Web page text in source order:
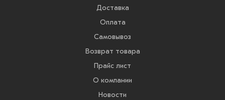
Доставка
Оплата
Самовывоз
Возврат товара
Прайс лист
О компании
Новости